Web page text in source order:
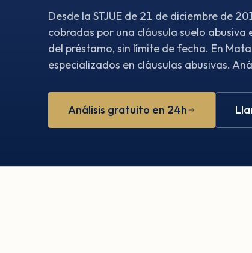
Desde la STJUE de 21 de diciembre de
cobradas por una cláusula suelo abusiva
del préstamo, sin límite de fecha. En
especializados en cláusulas abusivas.
Análisis gratuito en 24h